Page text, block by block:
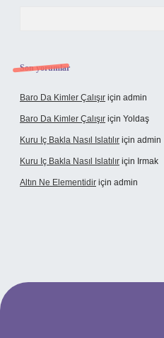
Son yorumlar
Baro Da Kimler Çalışır için admin
Baro Da Kimler Çalışır için Yoldaş
Kuru Iç Bakla Nasıl Islatılır için admin
Kuru Iç Bakla Nasıl Islatılır için Irmak
Altın Ne Elementidir için admin
giriş